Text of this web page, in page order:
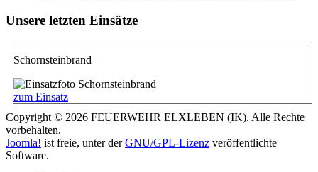
Unsere letzten Einsätze
Schornsteinbrand
zum Einsatz
Copyright © 2026 FEUERWEHR ELXLEBEN (IK). Alle Rechte
vorbehalten.
Joomla! ist freie, unter derGNU/GPL-Lizenz veröffentlichte
Software.